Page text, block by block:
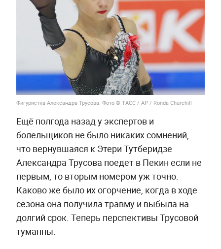
Фигуристка Александра Трусова. Фото © ТАСС / AP / Ronda Churchill
Ещё полгода назад у экспертов и
болельщиков не было никаких сомнений,
что вернувшаяся к Этери Тутберидзе
Александра Трусова поедет в Пекин если не
первым, то вторым номером уж точно.
Каково же было их огорчение, когда в ходе
сезона она получила травму и выбыла на
долгий срок. Теперь перспективы Трусовой
туманны.